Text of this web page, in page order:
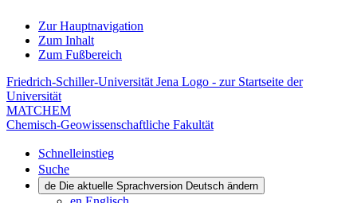
Zur Hauptnavigation
Zum Inhalt
Zum Fußbereich
Friedrich-Schiller-Universität Jena Logo - zur Startseite der
Universität
MATCHEM
Chemisch-Geowissenschaftliche Fakultät
Schnelleinstieg
Suche
de Die aktuelle Sprachversion Deutsch ändern